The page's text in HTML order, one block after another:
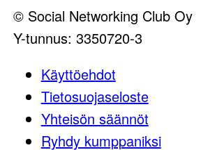
© Social Networking Club Oy
Y-tunnus: 3350720-3
Käyttöehdot
Tietosuojaseloste
Yhteisön säännöt
Ryhdy kumppaniksi